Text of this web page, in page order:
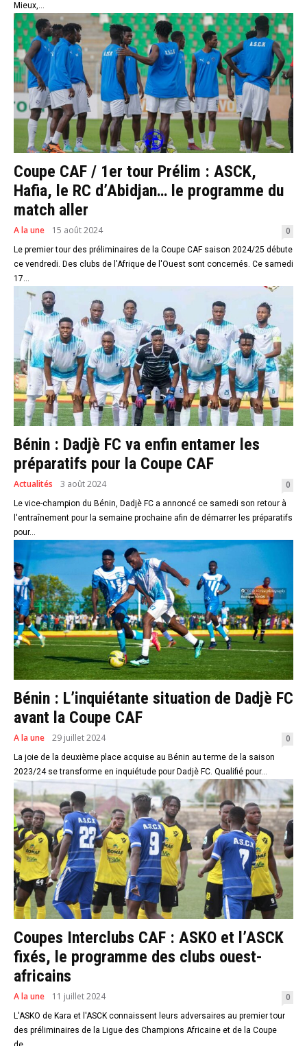
Mieux,...
Coupe CAF / 1er tour Prélim : ASCK,
Hafia, le RC d’Abidjan… le programme du
match aller
A la une 15 août 2024 0
Le premier tour des préliminaires de la Coupe CAF saison 2024/25 débute
ce vendredi. Des clubs de l'Afrique de l'Ouest sont concernés. Ce samedi
17...
Bénin : Dadjè FC va enfin entamer les
préparatifs pour la Coupe CAF
Actualités 3 août 2024 0
Le vice-champion du Bénin, Dadjè FC a annoncé ce samedi son retour à
l'entraînement pour la semaine prochaine afin de démarrer les préparatifs
pour...
Bénin : L’inquiétante situation de Dadjè FC
avant la Coupe CAF
A la une 29 juillet 2024 0
La joie de la deuxième place acquise au Bénin au terme de la saison
2023/24 se transforme en inquiétude pour Dadjè FC. Qualifié pour...
Coupes Interclubs CAF : ASKO et l’ASCK
fixés, le programme des clubs ouest-
africains
A la une 11 juillet 2024 0
L'ASKO de Kara et l'ASCK connaissent leurs adversaires au premier tour
des préliminaires de la Ligue des Champions Africaine et de la Coupe